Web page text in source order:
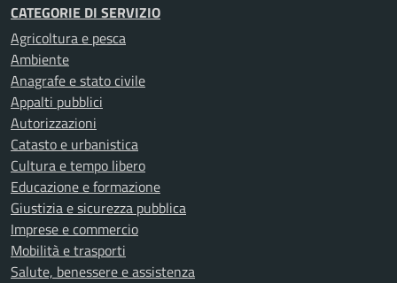
CATEGORIE DI SERVIZIO
Agricoltura e pesca
Ambiente
Anagrafe e stato civile
Appalti pubblici
Autorizzazioni
Catasto e urbanistica
Cultura e tempo libero
Educazione e formazione
Giustizia e sicurezza pubblica
Imprese e commercio
Mobilità e trasporti
Salute, benessere e assistenza